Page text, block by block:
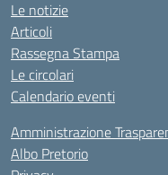
Le notizie
Articoli
Rassegna Stampa
Le circolari
Calendario eventi
Amministrazione
Albo Pretorio